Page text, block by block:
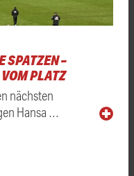
SPATZEN –
PLATZ
nächsten
Hansa …